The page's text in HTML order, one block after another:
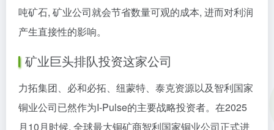
吨矿石, 矿业公司就会节省数量可观的成本, 进而对利润
产生直接性的影响。
矿业巨头排队投资这家公司
力拓集团、必和必拓、纽蒙特、泰克资源以及智利国家
铜业公司已然作为I-Pulse的主要战略投资者。在2025
月10月时候, 全球最大铜矿商智利国家铜业公司正式进